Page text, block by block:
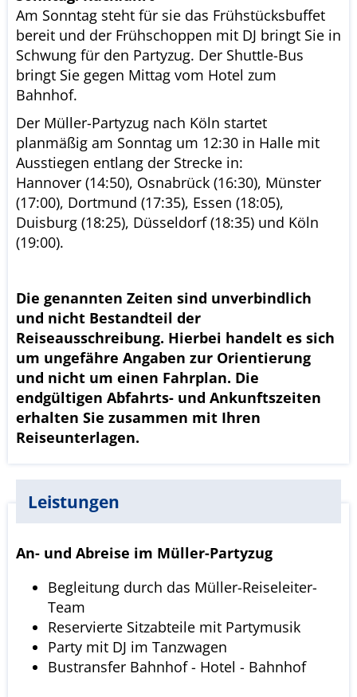
Am Sonntag steht für sie das Frühstücksbuffet
bereit und der Frühschoppen mit DJ bringt Sie in
Schwung für den Partyzug. Der Shuttle-Bus
bringt Sie gegen Mittag vom Hotel zum
Bahnhof.
Der Müller-Partyzug nach Köln startet
planmäßig am Sonntag um 12:30 in Halle mit
Ausstiegen entlang der Strecke in:
Hannover (14:50), Osnabrück (16:30), Münster
(17:00), Dortmund (17:35), Essen (18:05),
Duisburg (18:25), Düsseldorf (18:35) und Köln
(19:00).
Die genannten Zeiten sind unverbindlich
und nicht Bestandteil der
Reiseausschreibung. Hierbei handelt es sich
um ungefähre Angaben zur Orientierung
und nicht um einen Fahrplan. Die
endgültigen Abfahrts- und Ankunftszeiten
erhalten Sie zusammen mit Ihren
Reiseunterlagen.
Leistungen
An- und Abreise im Müller-Partyzug
Begleitung durch das Müller-Reiseleiter-
Team
Reservierte Sitzabteile mit Partymusik
Party mit DJ im Tanzwagen
Bustransfer Bahnhof - Hotel - Bahnhof